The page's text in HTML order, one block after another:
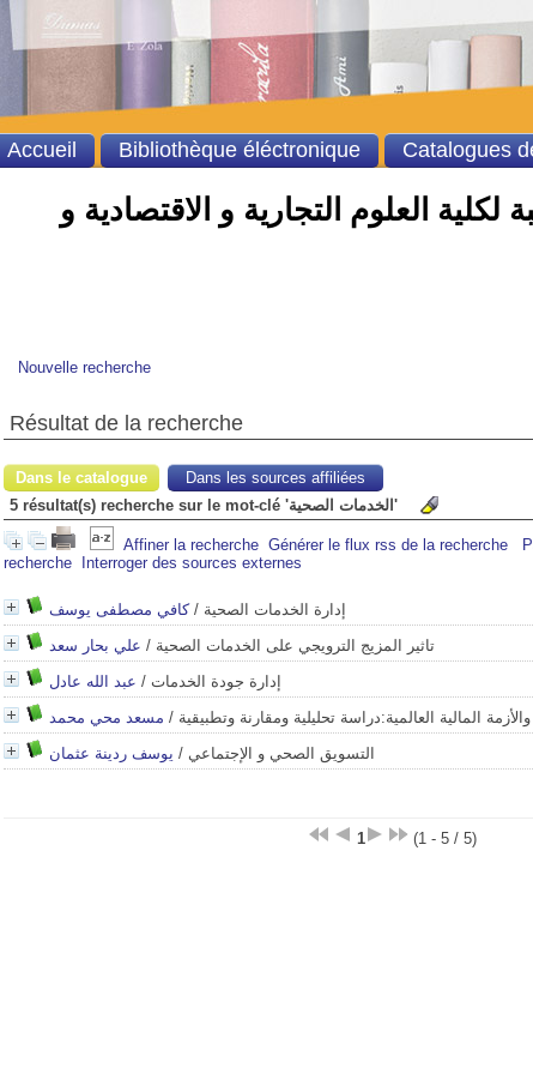
لكلية العلوم التجارية و الاقتصادية و
Nouvelle recherche
Résultat de la recherche
Dans le catalogue
Dans les sources affiliées
5 résultat(s) recherche sur le mot-clé 'الخدمات الصحية'
Affiner la recherche Générer le flux rss de la recherche
recherche
Interroger des sources externes
إدارة الخدمات الصحية /كافي مصطفى يوسف
تاثير المزيج الترويجي على الخدمات الصحية / علي بحار سعد
إدارة جودة الخدمات / عبد الله عادل
والأزمة المالية العالمية:دراسة تحليلية ومقارنة وتطبيقية / مسعد محي محمد
التسويق الصحي و الإجتماعي / يوسف ردينة عثمان
1 (1 - 5 / 5)
Accueil Bibliothèque éléctronique Catalogues